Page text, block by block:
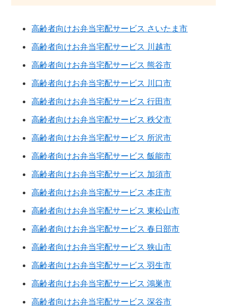
高齢者向けお弁当宅配サービス さいたま市
高齢者向けお弁当宅配サービス 川越市
高齢者向けお弁当宅配サービス 熊谷市
高齢者向けお弁当宅配サービス 川口市
高齢者向けお弁当宅配サービス 行田市
高齢者向けお弁当宅配サービス 秩父市
高齢者向けお弁当宅配サービス 所沢市
高齢者向けお弁当宅配サービス 飯能市
高齢者向けお弁当宅配サービス 加須市
高齢者向けお弁当宅配サービス 本庄市
高齢者向けお弁当宅配サービス 東松山市
高齢者向けお弁当宅配サービス 春日部市
高齢者向けお弁当宅配サービス 狭山市
高齢者向けお弁当宅配サービス 羽生市
高齢者向けお弁当宅配サービス 鴻巣市
高齢者向けお弁当宅配サービス 深谷市